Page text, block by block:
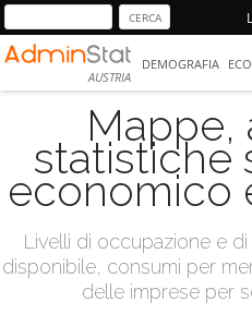
AUSTRIA
DEMOGRAFIA
Mappe,
statistiche
economico
Livelli di occupazione e
disponibile, consumi per
delle imprese per